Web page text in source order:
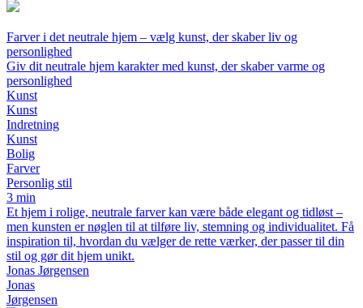
Farver i det neutrale hjem – vælg kunst, der skaber liv og
personlighed
Giv dit neutrale hjem karakter med kunst, der skaber varme og
personlighed
Kunst
Kunst
Indretning
Kunst
Bolig
Farver
Personlig stil
3 min
Et hjem i rolige, neutrale farver kan være både elegant og tidløst –
men kunsten er nøglen til at tilføre liv, stemning og individualitet. Få
inspiration til, hvordan du vælger de rette værker, der passer til din
stil og gør dit hjem unikt.
Jonas Jørgensen
Jonas
Jørgensen